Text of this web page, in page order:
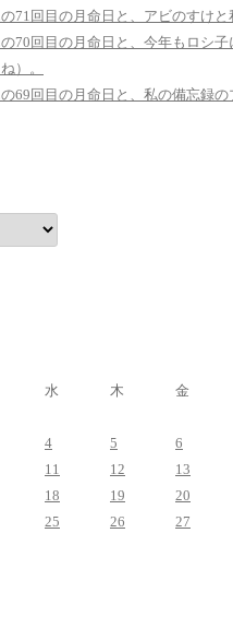
71回目の月命日と、アビのすけと
70回目の月命日と、今年もロシ
）。
69回目の月命日と、私の備忘録の
水 木 金
4 5 6
11 12 13
18 19 20
25 26 27